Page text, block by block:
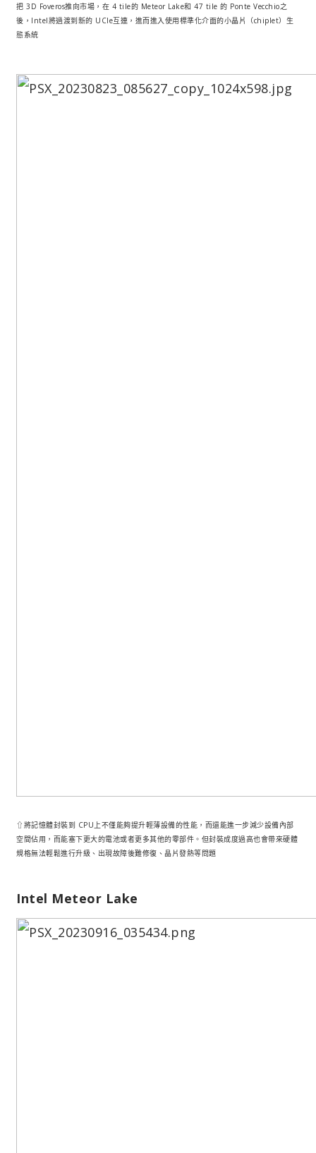
把 3D Foveros推向市場，在 4 tile的 Meteor Lake和 47 tile 的 Ponte Vecchio之
後，Intel將過渡到新的 UCIe互連，進而進入使用標準化介面的小晶片（chiplet）生
態系統
⇧將記憶體封裝到 CPU上不僅能夠提升輕薄設備的性能，而還能進一步減少設備內部
空間佔用，而能塞下更大的電池或者更多其他的零部件。但封裝成度過高也會帶來硬體
規格無法輕鬆進行升級、出現故障後難修復、晶片發熱等問題
Intel Meteor Lake